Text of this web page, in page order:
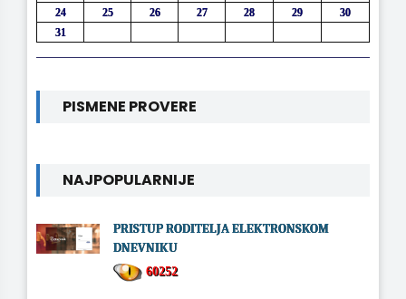
24
25 26 27 28 29
30
31
PISMENE PROVERE
NAJPOPULARNIJE
PRISTUP RODITELJA ELEKTRONSKOM
DNEVNIKU
60252